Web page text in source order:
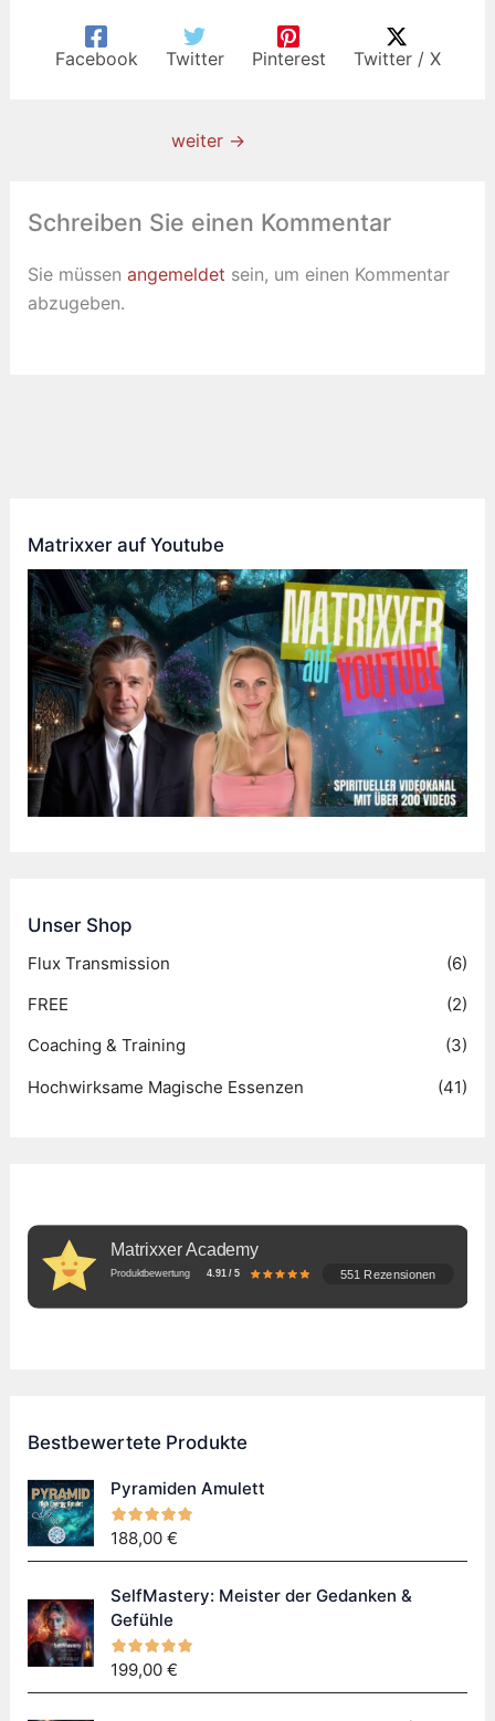
Facebook Twitter Pinterest Twitter / X
weiter →
Schreiben Sie einen Kommentar
Sie müssen angemeldet sein, um einen Kommentar
abzugeben.
Matrixxer auf Youtube
Unser Shop
Flux Transmission
(6)
FREE
(2)
Coaching & Training
(3)
Hochwirksame Magische Essenzen
(41)
Matrixxer Academy
Produktbewertung 4.91 / 5 551 Rezensionen
Bestbewertete Produkte
Pyramiden Amulett
188,00 €
SelfMastery: Meister der Gedanken &
Gefühle
199,00 €